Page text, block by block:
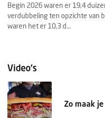
Begin 2026 waren er 19,4
verdubbeling ten opzichte van
waren het er 10,3 d...
Video's
Zo maak